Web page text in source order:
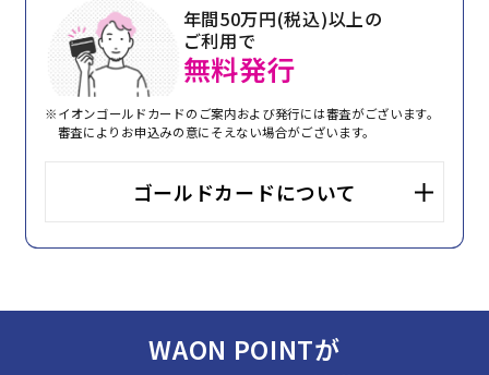
年間50万円(税込)以上の
ご利用で
無料発行
※イオンゴールドカードのご案内および発行には審査がございます。
審査によりお申込みの意にそえない場合がございます。
ゴールドカードについて
WAON POINTが